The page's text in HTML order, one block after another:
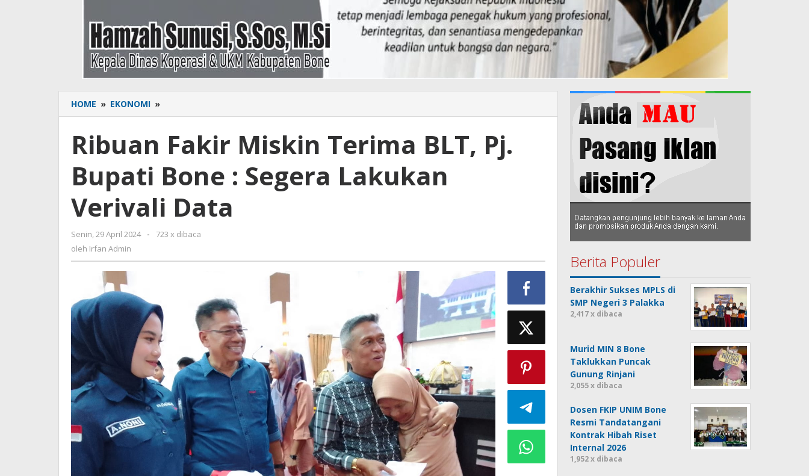
HOME » EKONOMI »
Fakir
Terima
BLT,
Pj.
Bupati
:
Segera
Lakukan
Ribuan Fakir Miskin Terima BLT, Pj.
Bupati Bone : Segera Lakukan
Verivali Data
Senin, 29 April 2024
oleh
-
723 x dibaca
oleh Irfan Admin
Berita Populer
Berakhir Sukses MPLS di
SMP Negeri 3 Palakka
2,417 x dibaca
Murid MIN 8 Bone
Taklukkan Puncak
Gunung Rinjani
2,055 x dibaca
Dosen FKIP UNIM Bone
Resmi Tandatangani
Kontrak Hibah Riset
Internal 2026
1,952 x dibaca